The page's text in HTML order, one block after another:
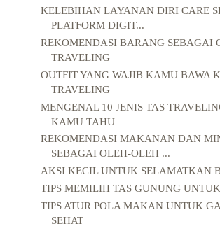
KELEBIHAN LAYANAN DIRI CARE
PLATFORM DIGIT...
REKOMENDASI BARANG SEBAGAI
TRAVELING
OUTFIT YANG WAJIB KAMU BAWA
TRAVELING
MENGENAL 10 JENIS TAS
KAMU TAHU
REKOMENDASI MAKANAN DAN
SEBAGAI OLEH-OLEH ...
AKSI KECIL UNTUK SELAMATKAN
TIPS MEMILIH TAS GUNUNG
TIPS ATUR POLA MAKAN UNTUK
SEHAT